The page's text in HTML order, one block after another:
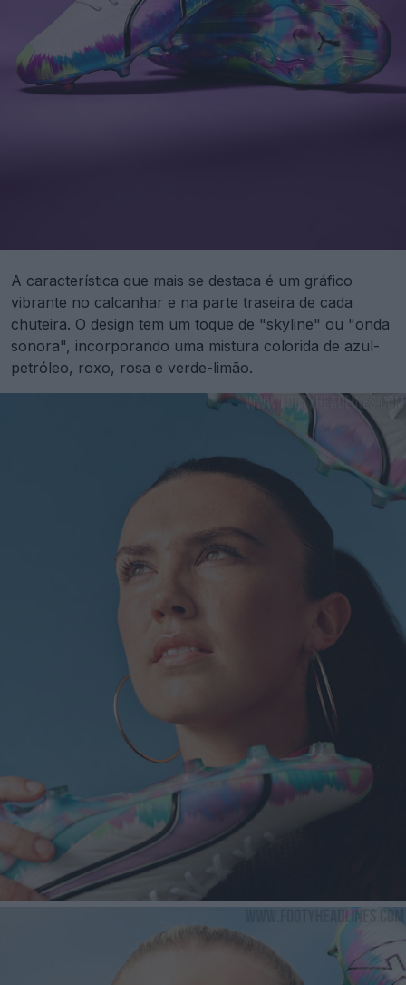
A característica que mais se destaca é um gráfico
vibrante no calcanhar e na parte traseira de cada
chuteira. O design tem um toque de "skyline" ou "onda
sonora", incorporando uma mistura colorida de azul-
petróleo, roxo, rosa e verde-limão.